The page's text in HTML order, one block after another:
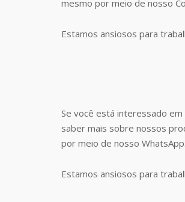
mesmo por meio de nosso
Estamos ansiosos para
Se você está interessado
saber mais sobre nossos
por meio de nosso WhatsApp.
Estamos ansiosos para